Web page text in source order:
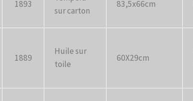
1893
sur carton
83,5x66cm
1889
Huile sur
toile
60X29cm